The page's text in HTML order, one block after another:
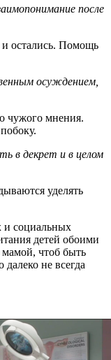
после
остались. Помощь
осуждением,
чужого мнения.
в декрет и в целом
уделять
и социальных
детей обоими
чтоб быть
не всегда